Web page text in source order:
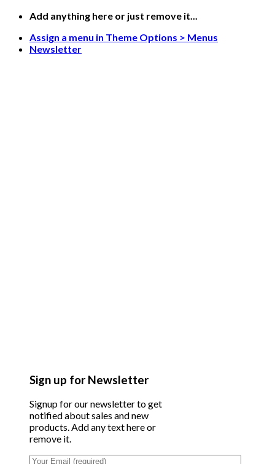
Skip
content
Add anything here or just remove it...
Assign a menu in Theme Options > Menus
Newsletter
Sign up for Newsletter
Signup for our newsletter to get
notified about sales and new
products. Add any text here or
remove it.